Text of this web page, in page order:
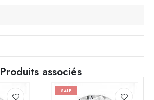
Produits associés
SALE